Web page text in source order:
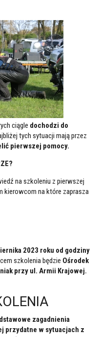
ciągle dochodzi do
tych sytuacji mają przez
pierwszej pomocy.
na szkoleniu z pierwszej
kierowcom na które zaprasza
2023 roku od godziny
szkolenia będzie Ośrodek
przy ul. Armii Krajowej.
zagadnienia
przydatne w sytuacjach z